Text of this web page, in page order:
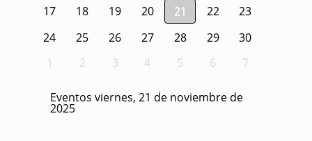
17
18 19 20 21 22
23
24
25 26 27 28 29
30
1
2 3 4 5 6 7
Eventos viernes, 21 de noviembre de
2025